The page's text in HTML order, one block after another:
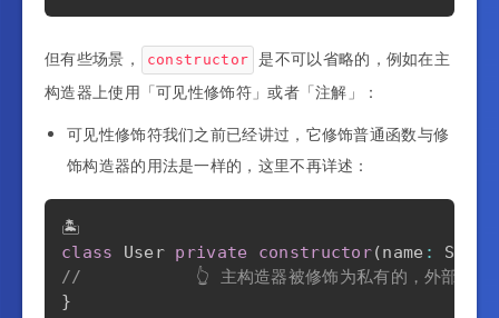
但有些场景， constructor 是不可以省略的，例如在主
构造器上使用「可见性修饰符」或者「注解」：
可见性修饰符我们之前已经讲过，它修饰普通函数与修
饰构造器的用法是一样的，这里不再详述：
class User private constructor(name :
//           👆 主构造器被修饰为私有的，外部就无
}